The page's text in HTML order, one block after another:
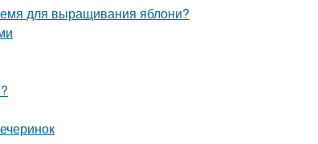
для выращивания яблони?